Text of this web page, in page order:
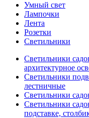
Умный свет
Лампочки
Лента
Розетки
Светильники
Светильники
архитектурное
Светильники
лестничные
Светильники
Светильники
подставке,